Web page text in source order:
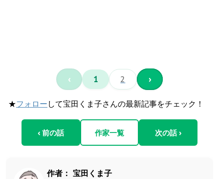
‹ 1 2 ›
★フォロー して宝田くま子さんの最新記事をチェック！
‹ 前の話 作家一覧 次の話 ›
作者： 宝田くま子